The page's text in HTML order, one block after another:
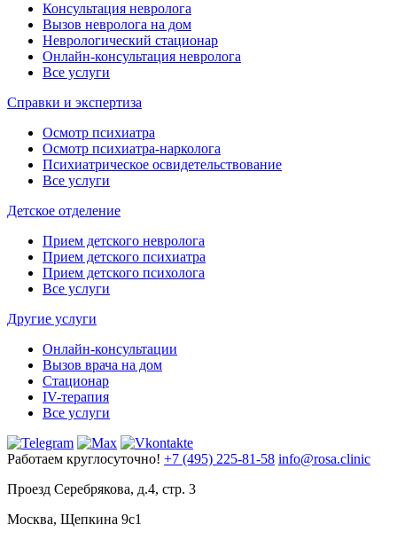
Консультация невролога
Вызов невролога на дом
Неврологический стационар
Онлайн-консультация невролога
Все услуги
Справки и экспертиза
Осмотр психиатра
Осмотр психиатра-нарколога
Психиатрическое освидетельствование
Все услуги
Детское отделение
Прием детского невролога
Прием детского психиатра
Прием детского психолога
Все услуги
Другие услуги
Онлайн-консультации
Вызов врача на дом
Стационар
IV-терапия
Все услуги
Работаем круглосуточно! +7 (495) 225-81-58 info@rosa.clinic
Проезд Серебрякова, д.4, стр. 3
Москва, Щепкина 9с1